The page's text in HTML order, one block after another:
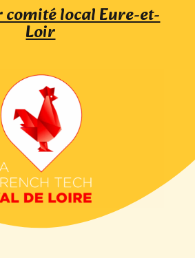
local Eure-et-
Loir